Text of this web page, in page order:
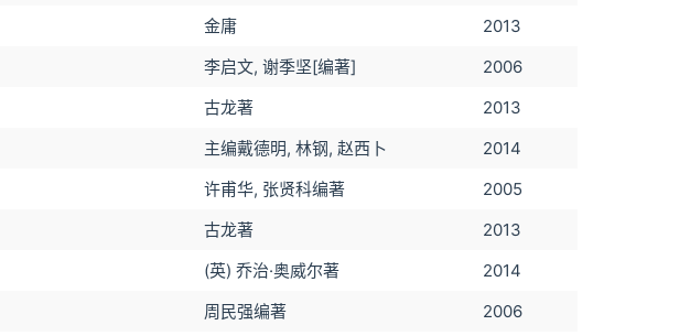
金庸
2013
李启文, 谢季坚[编著]
2006
古龙著
2013
主编戴德明, 林钢, 赵西卜
2014
许甫华, 张贤科编著
2005
古龙著
2013
(英) 乔治·奥威尔著
2014
周民强编著 2006